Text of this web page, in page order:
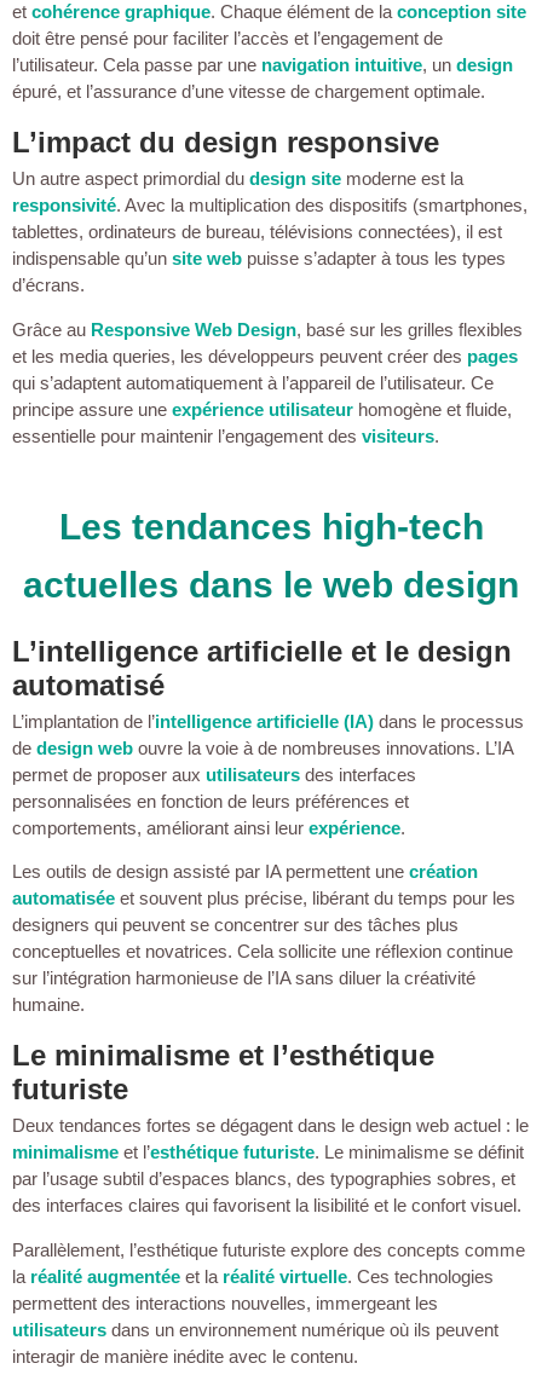
et cohérence graphique. Chaque élément de laconception site
doit être pensé pour faciliter l’accès et l’engagement de
l’utilisateur. Cela passe par une navigation intuitive, un design
épuré, et l’assurance d’une vitesse de chargement optimale.
L’impact du design responsive
Un autre aspect primordial du design site moderne est la
responsivité. Avec la multiplication des dispositifs (smartphones,
tablettes, ordinateurs de bureau, télévisions connectées), il est
indispensable qu’un site web puisse s’adapter à tous les types
d’écrans.
Grâce au Responsive Web Design, basé sur les grilles flexibles
et les media queries, les développeurs peuvent créer des pages
qui s’adaptent automatiquement à l’appareil de l’utilisateur. Ce
principe assure une expérience utilisateur homogène et fluide,
essentielle pour maintenir l’engagement des visiteurs.
Les tendances high-tech
actuelles dans le web design
L’intelligence artificielle et le design
automatisé
L’implantation de l’intelligence artificielle (IA) dans le processus
de design web ouvre la voie à de nombreuses innovations. L’IA
permet de proposer aux utilisateurs des interfaces
personnalisées en fonction de leurs préférences et
comportements, améliorant ainsi leur expérience.
Les outils de design assisté par IA permettent une création
automatisée et souvent plus précise, libérant du temps pour les
designers qui peuvent se concentrer sur des tâches plus
conceptuelles et novatrices. Cela sollicite une réflexion continue
sur l’intégration harmonieuse de l’IA sans diluer la créativité
humaine.
Le minimalisme et l’esthétique
futuriste
Deux tendances fortes se dégagent dans le design web actuel : le
minimalisme et l’esthétique futuriste. Le minimalisme se définit
par l’usage subtil d’espaces blancs, des typographies sobres, et
des interfaces claires qui favorisent la lisibilité et le confort visuel.
Parallèlement, l’esthétique futuriste explore des concepts comme
la réalité augmentée et la réalité virtuelle. Ces technologies
permettent des interactions nouvelles, immergeant les
utilisateurs dans un environnement numérique où ils peuvent
interagir de manière inédite avec le contenu.